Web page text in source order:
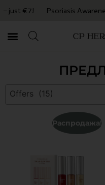
€7! Psoriasis
Offers (15)
Распродажа!